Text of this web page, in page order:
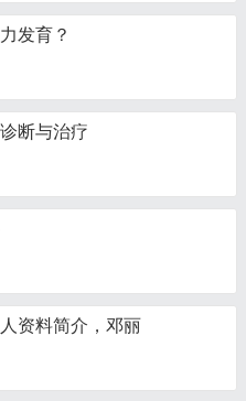
发育？
断与治疗
资料简介，邓丽